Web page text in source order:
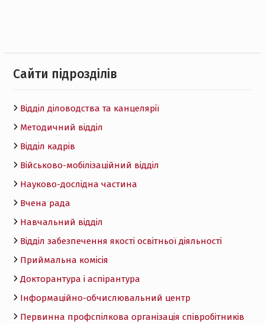
Cайти підрозділів
Відділ діловодства та канцелярії
Методичний відділ
Відділ кадрів
Військово-мобілізаційний відділ
Науково-дослідна частина
Вчена рада
Навчальний відділ
Відділ забезпечення якості освітньої діяльності
Приймальна комісія
Докторантура і аспірантура
Інформаційно-обчислювальний центр
Первинна профспілкова організація співробітників